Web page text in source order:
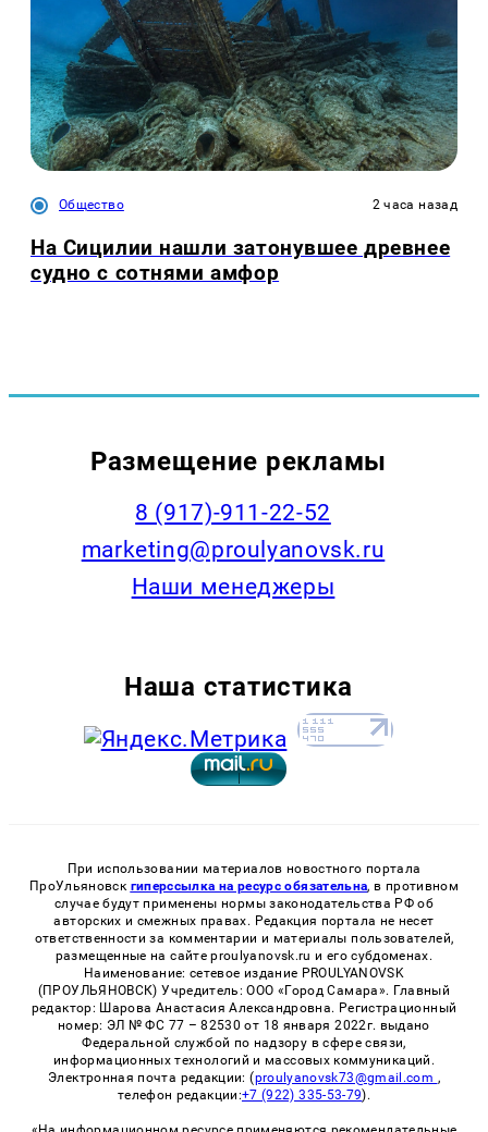
Общество 2 часа назад
На Сицилии нашли затонувшее древнее
судно с сотнями амфор
Размещение рекламы
8 (917)-911-22-52
marketing@proulyanovsk.ru
Наши менеджеры
Наша статистика
При использовании материалов новостного портала
ПроУльяновск гиперссылка на ресурс обязательна, в противном
случае будут применены нормы законодательства РФ об
авторских и смежных правах. Редакция портала не несет
ответственности за комментарии и материалы пользователей,
размещенные на сайте proulyanovsk.ru и его субдоменах.
Наименование: сетевое издание PROULYANOVSK
(ПРОУЛЬЯНОВСК) Учредитель: ООО «Город Самара». Главный
редактор: Шарова Анастасия Александровна. Регистрационный
номер: ЭЛ № ФС 77 – 82530 от 18 января 2022г. выдано
Федеральной службой по надзору в сфере связи,
информационных технологий и массовых коммуникаций.
Электронная почта редакции: (proulyanovsk73@gmail.com ,
телефон редакции:+7 (922) 335-53-79).